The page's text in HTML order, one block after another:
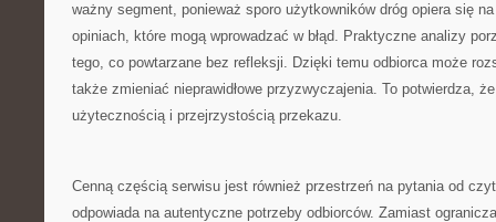
ważny segment, ponieważ sporo użytkowników dróg opiera się
opiniach, które mogą wprowadzać w błąd. Praktyczne analizy
tego, co powtarzane bez refleksji. Dzięki temu odbiorca może
także zmieniać nieprawidłowe przyzwyczajenia. To potwierdza,
użytecznością i przejrzystością przekazu.
Cenną częścią serwisu jest również przestrzeń na pytania od
odpowiada na autentyczne potrzeby odbiorców. Zamiast